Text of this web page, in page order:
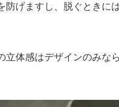
防げますし、脱ぐときに
立体感はデザインのみな